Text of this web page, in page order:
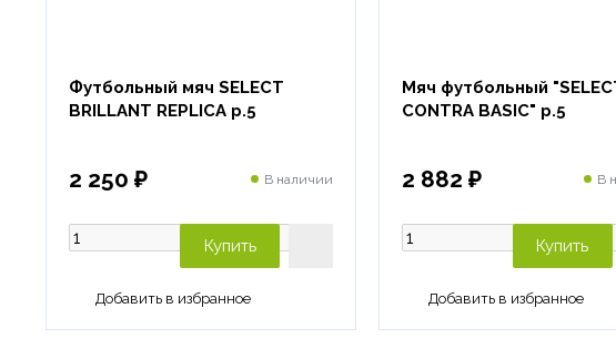
Футбольный мяч SELECT
BRILLANT REPLICA р.5
2 250 ₽ В наличии
Купить
Мяч футбольный
CONTRA BASIC" р.5
2 882 ₽ В
Купить